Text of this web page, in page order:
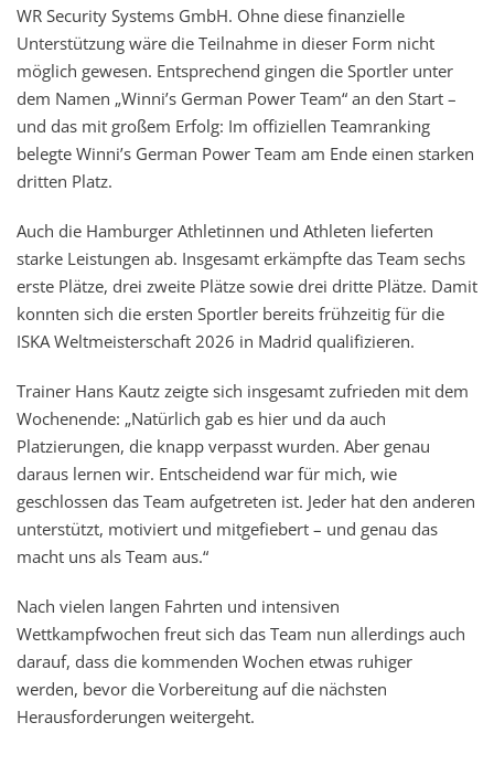
WR Security Systems GmbH. Ohne diese finanzielle
Unterstützung wäre die Teilnahme in dieser Form nicht
möglich gewesen. Entsprechend gingen die Sportler unter
dem Namen „Winni’s German Power Team“ an den Start –
und das mit großem Erfolg: Im offiziellen Teamranking
belegte Winni’s German Power Team am Ende einen starken
dritten Platz.
Auch die Hamburger Athletinnen und Athleten lieferten
starke Leistungen ab. Insgesamt erkämpfte das Team sechs
erste Plätze, drei zweite Plätze sowie drei dritte Plätze. Damit
konnten sich die ersten Sportler bereits frühzeitig für die
ISKA Weltmeisterschaft 2026 in Madrid qualifizieren.
Trainer Hans Kautz zeigte sich insgesamt zufrieden mit dem
Wochenende: „Natürlich gab es hier und da auch
Platzierungen, die knapp verpasst wurden. Aber genau
daraus lernen wir. Entscheidend war für mich, wie
geschlossen das Team aufgetreten ist. Jeder hat den anderen
unterstützt, motiviert und mitgefiebert – und genau das
macht uns als Team aus.“
Nach vielen langen Fahrten und intensiven
Wettkampfwochen freut sich das Team nun allerdings auch
darauf, dass die kommenden Wochen etwas ruhiger
werden, bevor die Vorbereitung auf die nächsten
Herausforderungen weitergeht.